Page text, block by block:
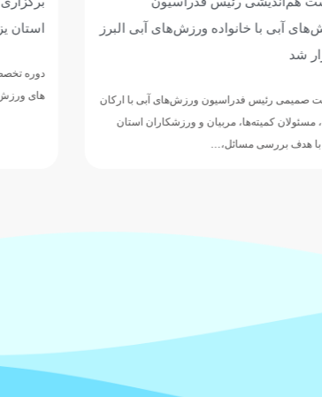
استان یزد
های ورزش‌های آبی و نجات غریق و غواصی استان یزد…